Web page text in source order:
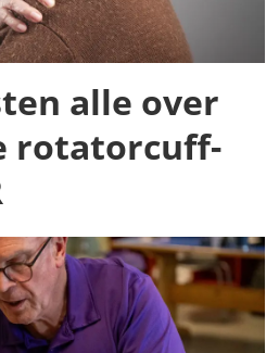
alle over
rotatorcuff-